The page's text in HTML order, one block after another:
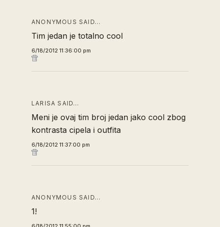
ANONYMOUS SAID…
Tim jedan je totalno cool
6/18/2012 11:36:00 pm
LARISA SAID…
Meni je ovaj tim broj jedan jako cool zbog
kontrasta cipela i outfita
6/18/2012 11:37:00 pm
ANONYMOUS SAID…
1!